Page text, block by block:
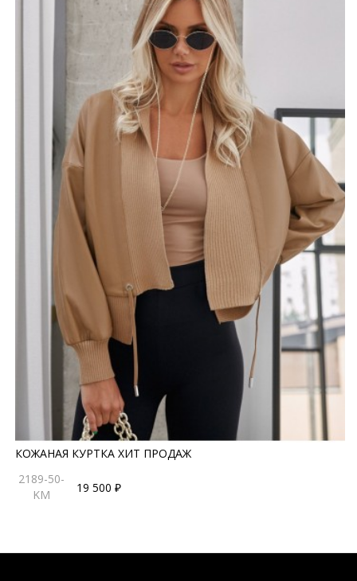
КОЖАНАЯ КУРТКА ХИТ ПРОДАЖ
2189-50-
KM
19 500 ₽